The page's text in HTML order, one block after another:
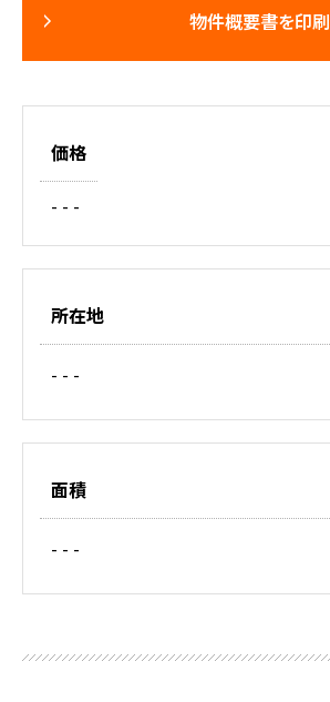
物件概要書を印刷
価格
- - -
所在地
- - -
面積
- - -